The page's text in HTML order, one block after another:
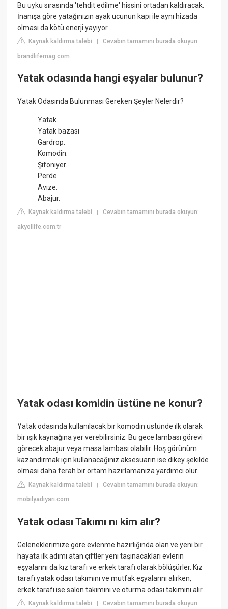
Bu uyku sırasında 'tehdit edilme' hissini ortadan kaldıracak.
İnanışa göre yatağınızın ayak ucunun kapı ile aynı hizada
olması da kötü enerji yayıyor.
Kaynak kaldırma talebi |Cevabın tamamını burada okuyun:
brandlifemag.com
Yatak odasında hangi eşyalar bulunur?
Yatak Odasında Bulunması Gereken Şeyler Nelerdir?
Yatak.
Yatak bazası
Gardrop.
Komodin.
Şifoniyer.
Perde.
Avize.
Abajur.
Kaynak kaldırma talebi |Cevabın tamamını burada okuyun:
akyollife.com.tr
Yatak odası komidin üstüne ne konur?
Yatak odasında kullanılacak bir komodin üstünde ilk olarak
bir ışık kaynağına yer verebilirsiniz. Bu gece lambası görevi
görecek abajur veya masa lambası olabilir. Hoş görünüm
kazandırmak için kullanacağınız aksesuarın ise dikey şekilde
olması daha ferah bir ortam hazırlamanıza yardımcı olur.
Kaynak kaldırma talebi |Cevabın tamamını burada okuyun:
mobilyadiyari.com
Yatak odası Takımı nı kim alır?
Geleneklerimize göre evlenme hazırlığında olan ve yeni bir
hayata ilk adımı atan çiftler yeni taşınacakları evlerin
eşyalarını da kız tarafı ve erkek tarafı olarak bölüşürler. Kız
tarafı yatak odası takımını ve mutfak eşyalarını alırken,
erkek tarafı ise salon takımını ve oturma odası takımını alır.
Kaynak kaldırma talebi |Cevabın tamamını burada okuyun: